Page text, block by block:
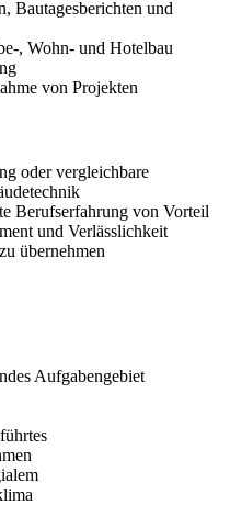
Bautagesberichten und
, Wohn- und Hotelbau
von Projekten
oder vergleichbare
Berufserfahrung von Vorteil
und Verlässlichkeit
übernehmen
Aufgabengebiet